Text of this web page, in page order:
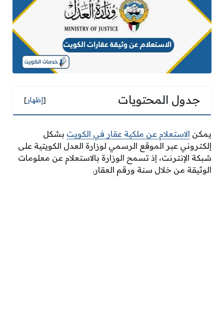
جدول المحتويات [إظهار]
يمكن الاستعلام عن ملكية عقار في الكويت بشكل
إلكتروني عبر الموقع الرسمي لوزارة العدل الكويتية على
شبكة الإنترنت، إذ تسمح الوزارة بالاستعلام عن معلومات
الوثيقة من خلال سنة ورقم العقار.